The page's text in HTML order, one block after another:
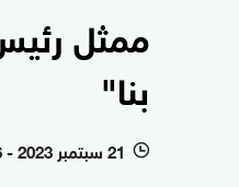
ممثل
بنا"
l 21 سبتمبر 2023 - 14:36 بتوقيت أبوظبي